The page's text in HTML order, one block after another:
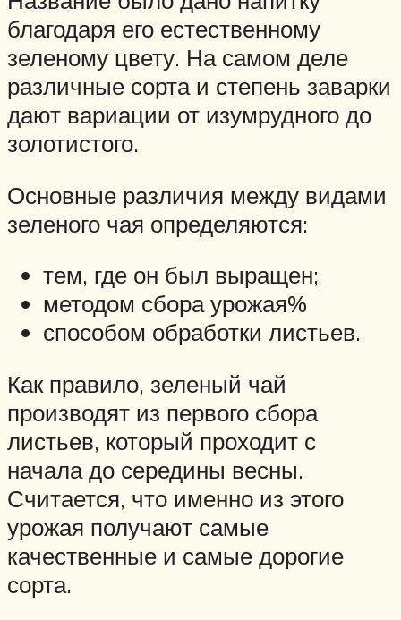
благодаря его естественному
зеленому цвету. На самом деле
различные сорта и степень заварки
дают вариации от изумрудного до
золотистого.
Основные различия между видами
зеленого чая определяются:
тем, где он был выращен;
методом сбора урожая%
способом обработки листьев.
Как правило, зеленый чай
производят из первого сбора
листьев, который проходит с
начала до середины весны.
Считается, что именно из этого
урожая получают самые
качественные и самые дорогие
сорта.